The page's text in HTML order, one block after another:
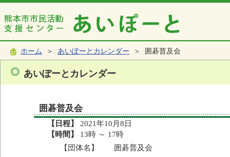
ホーム ＞ あいぽーとカレンダー ＞ 囲碁普及会
あいぽーとカレンダー
囲碁普及会
【日程】
2021年10月8日
【時間】
13時 ～ 17時
【団体名】 囲碁普及会